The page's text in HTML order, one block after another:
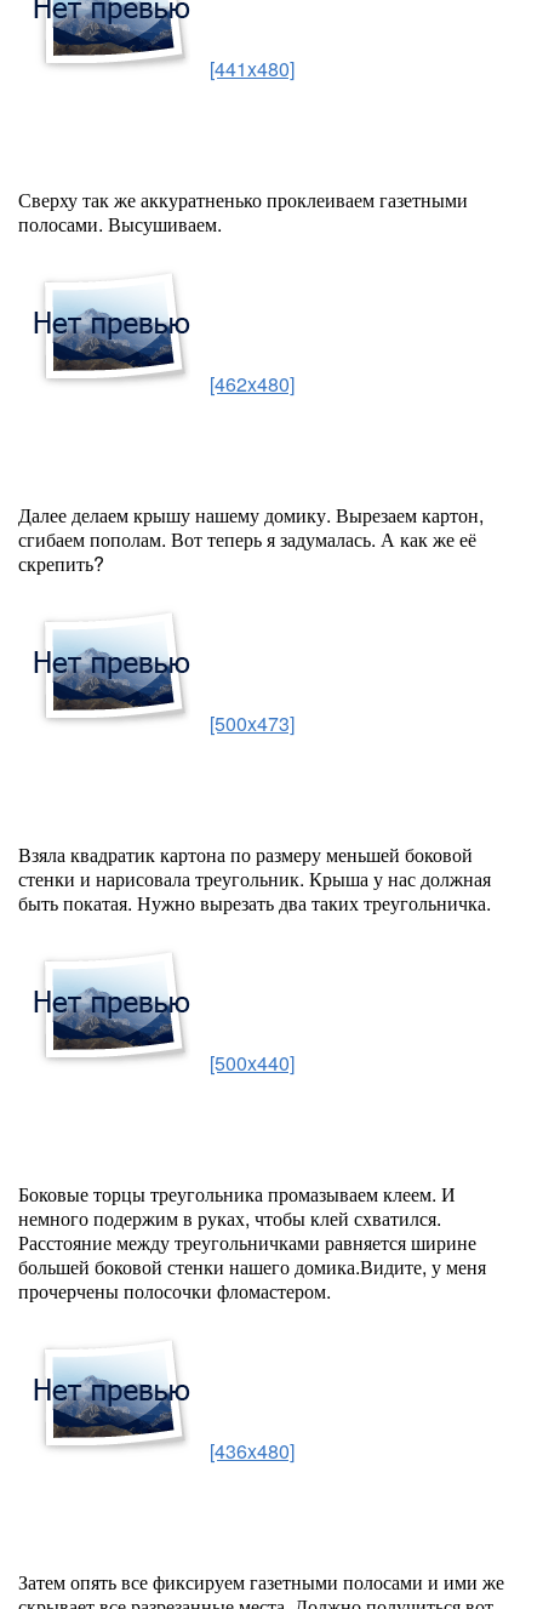
[441x480]
Сверху так же аккуратненько проклеиваем газетными
полосами. Высушиваем.
[462x480]
Далее делаем крышу нашему домику. Вырезаем картон,
сгибаем пополам. Вот теперь я задумалась. А как же её
скрепить?
[500x473]
Взяла квадратик картона по размеру меньшей боковой
стенки и нарисовала треугольник. Крыша у нас должная
быть покатая. Нужно вырезать два таких треугольничка.
[500x440]
Боковые торцы треугольника промазываем клеем. И
немного подержим в руках, чтобы клей схватился.
Расстояние между треугольничками равняется ширине
большей боковой стенки нашего домика.Видите, у меня
прочерчены полосочки фломастером.
[436x480]
Затем опять все фиксируем газетными полосами и ими же